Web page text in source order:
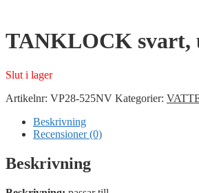
TANKLOCK svart,
Slut i lager
Artikelnr: VP28-525NV Kategorier:
Beskrivning
Recensioner (0)
Beskrivning